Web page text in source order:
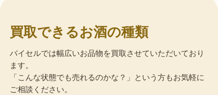
買取できるお酒の種類
バイセルでは幅広いお品物を買取させていただいており
ます。
「こんな状態でも売れるのかな？」という方もお気軽に
ご相談ください。